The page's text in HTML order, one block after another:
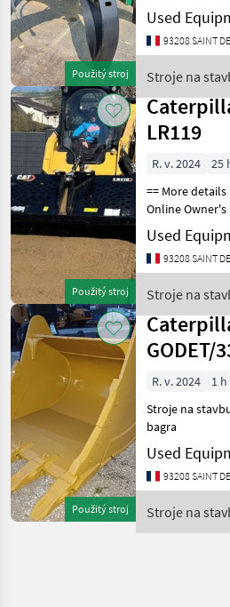
Použitý stroj
Stroje na
bagra
93208 SAINT
Stroje na
Caterpillar
Použitý stroj
LR119
R. v. 2024
25
== More details
Online Owner's
Stroje na
bagra
93208 SAINT
Stroje na
Caterpillar
Použitý stroj
GODET/
R. v. 2024
1 h
Stroje na
bagra
93208 SAINT
Stroje na
Caterpillar